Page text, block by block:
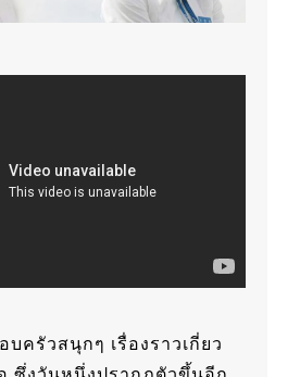
ครัวสนุกๆ เรื่องราวเกี่ยว